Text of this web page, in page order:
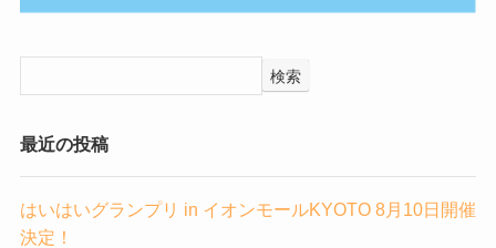
検索
最近の投稿
はいはいグランプリ in イオンモールKYOTO 8月10日開催
決定！